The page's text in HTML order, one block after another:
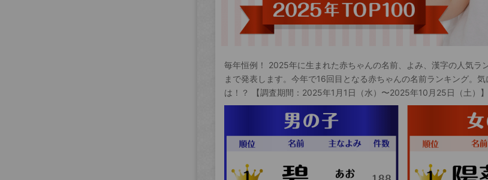
毎年恒例！ 2025年に生まれた赤ちゃんの名前、よみ、漢字の人気ラ
まで発表します。今年で16回目となる赤ちゃんの名前ランキング。
は！？ 【調査期間：2025年1月1日（水）〜2025年10月25日（土）】